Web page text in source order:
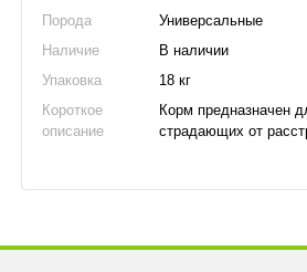
Порода
Универсальные
Наличие
В наличии
Упаковка
18 кг
Короткое
описание
Корм предназначен
страдающих от